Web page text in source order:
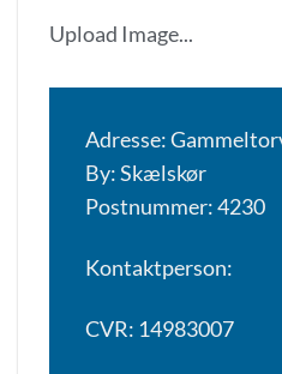
Upload Image...
Adresse:
By: Skælskør
Postnummer: 4230
Kontaktperson:
CVR: 14983007